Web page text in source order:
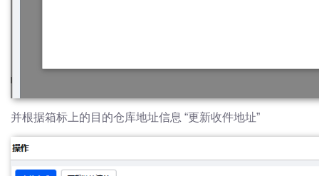
并根据箱标上的目的仓库地址信息 “更新收件地址”